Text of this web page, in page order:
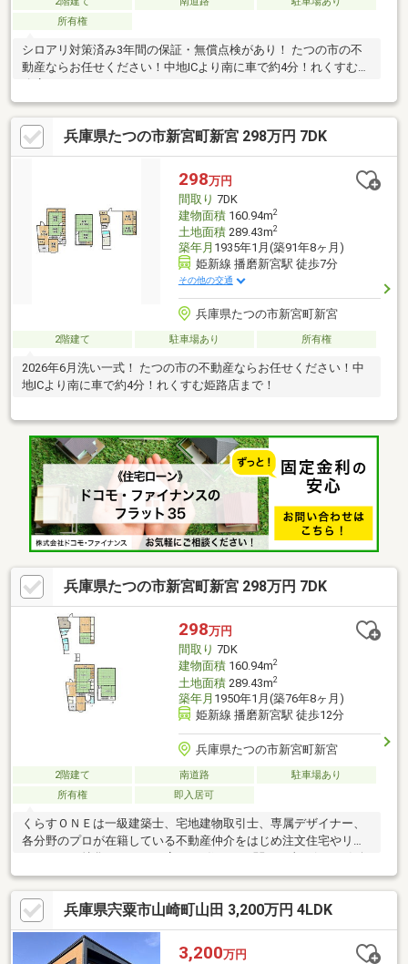
所有権
シロアリ対策済み3年間の保証・無償点検があり！ たつの市の不
動産ならお任せください！中地ICより南に車で約4分！れくすむ姫
兵庫県たつの市新宮町新宮 298万円 7DK
298万円
間取り 7DK
建物面積160.94m2
土地面積289.43m2
築年月 1935年1月(築91年8ヶ月)
姫新線 播磨新宮駅 徒歩7分
その他の交通
兵庫県たつの市新宮町新宮
2階建て 駐車場あり 所有権
2026年6月洗い一式！ たつの市の不動産ならお任せください！中
地ICより南に車で約4分！れくすむ姫路店まで！
兵庫県たつの市新宮町新宮 298万円 7DK
298万円
間取り 7DK
建物面積160.94m2
土地面積289.43m2
築年月 1950年1月(築76年8ヶ月)
姫新線 播磨新宮駅 徒歩12分
兵庫県たつの市新宮町新宮
2階建て 南道路
駐車場あり
所有権
即入居可
くらすＯＮＥは一級建築士、宅地建物取引士、専属デザイナー、
各分野のプロが在籍している不動産仲介をはじめ注文住宅やリフ
にお問い合わせください。
兵庫県宍粟市山崎町山田 3,200万円 4LDK
3,200万円